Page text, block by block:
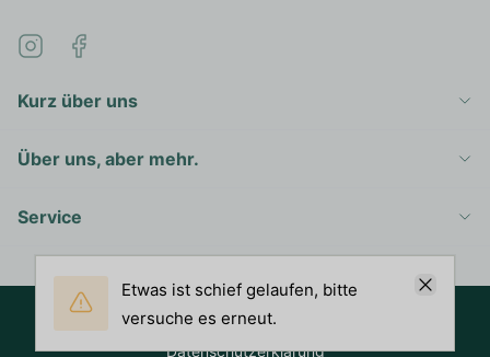
Etwas ist schief gelaufen, bitte
versuche es erneut.
Kurz über uns
Über uns, aber mehr.
Service
Copyright 2016 - 2026 © Right Spirits Germany
Datenschützerklärung